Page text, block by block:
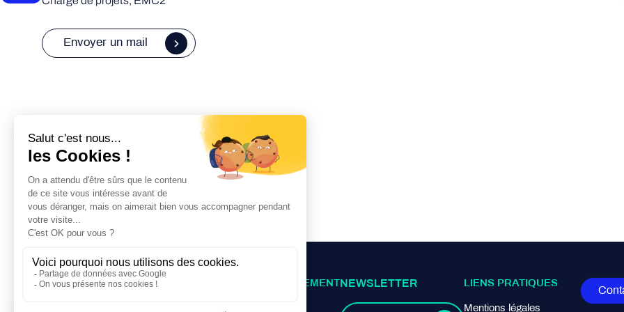
Envoyer un mail
Retourner aux évènements
PARCOURS D’ACCOMPAGNEMENT NEWSLETTER LIENS PRATIQUES
Mentions légales